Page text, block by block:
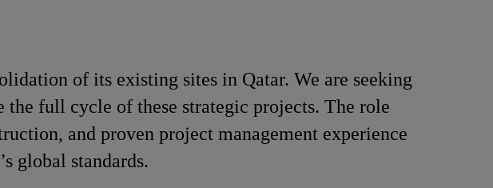
of its existing sites in Qatar. We are seeking
the full cycle of these strategic projects. The role
and proven project management experience
global standards.